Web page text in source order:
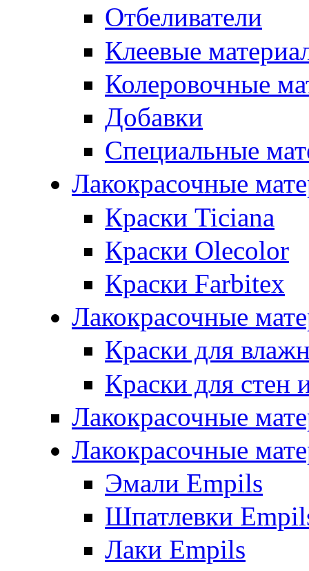
Отбеливатели
Клеевые
Колеровочные
Добавки
Специальные
Лакокрасочные
Краски Ticiana
Краски Olecolor
Краски Farbitex
Лакокрасочные
Краски для
Краски для стен
Лакокрасочные
Лакокрасочные
Эмали Empils
Шпатлевки
Лаки Empils